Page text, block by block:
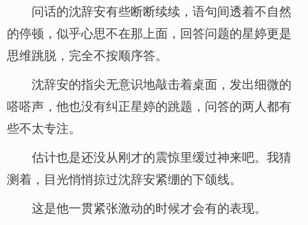
问话的沈辞安有些断断续续，语句间透着不自然
的停顿，似乎心思不在那上面，回答问题的星婷更是
思维跳脱，完全不按顺序答。
沈辞安的指尖无意识地敲击着桌面，发出细微的
嗒嗒声，他也没有纠正星婷的跳题，问答的两人都有
些不太专注。
估计也是还没从刚才的震惊里缓过神来吧。我猜
测着，目光悄悄掠过沈辞安紧绷的下颌线。
这是他一贯紧张激动的时候才会有的表现。